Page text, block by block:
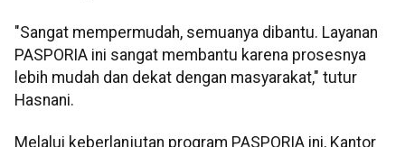
"Sangat mempermudah, semuanya dibantu. Layanan
PASPORIA ini sangat membantu karena prosesnya
lebih mudah dan dekat dengan masyarakat," tutur
Hasnani.
Melalui keberlanjutan program PASPORIA ini, Kantor